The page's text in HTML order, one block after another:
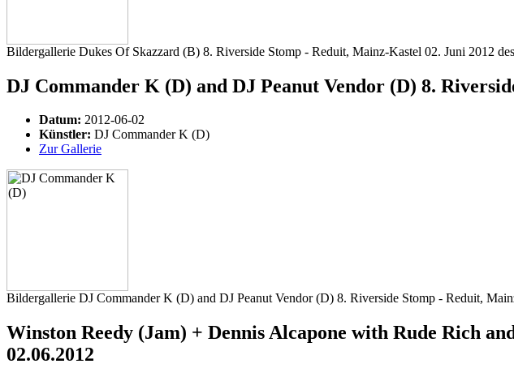
Bildergallerie Dukes Of Skazzard (B) 8. Riverside Stomp - Reduit, Mainz-Kastel 02. Juni 2012
DJ Commander K (D) and DJ Peanut Vendor (D) 8.
Datum: 2012-06-02
Künstler: DJ Commander K (D)
Zur Gallerie
Bildergallerie DJ Commander K (D) and DJ Peanut Vendor (D) 8. Riverside Stomp - Reduit,
Winston Reedy (Jam) + Dennis Alcapone with Rude Rich
02.06.2012